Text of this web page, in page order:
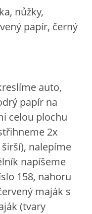
nůžky,
papír, černý
auto,
papír na
celou plochu
2x
nalepíme
napíšeme
158, nahoru
maják s
(tvary